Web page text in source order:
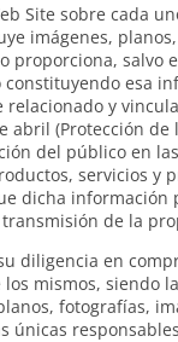
Site sobre cada
imágenes,
proporciona, salvo
esa
y
abril (Protección
del público en
servicios
dicha información
de la
su diligencia en
mismos, siendo
fotografías,
únicas